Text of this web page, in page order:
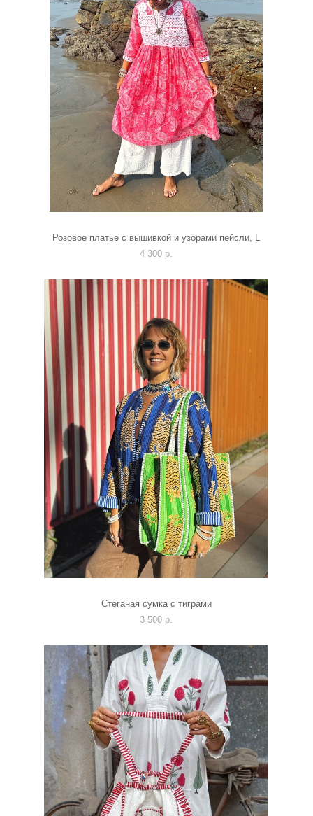
Розовое платье с вышивкой и узорами пейсли, L
4 300 p.
Стеганая сумка с тиграми
3 500 p.